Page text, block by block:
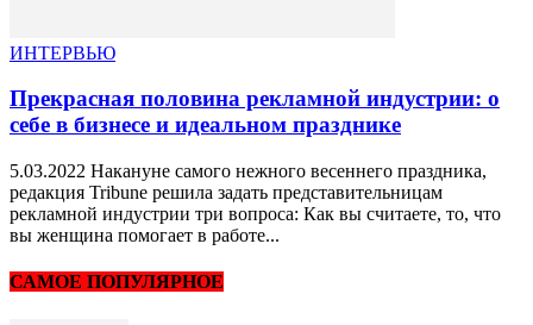
ИНТЕРВЬЮ
Прекрасная половина рекламной индустрии: о
себе в бизнесе и идеальном празднике
5.03.2022 Накануне самого нежного весеннего праздника,
редакция Tribune решила задать представительницам
рекламной индустрии три вопроса: Как вы считаете, то, что
вы женщина помогает в работе...
САМОЕ ПОПУЛЯРНОЕ